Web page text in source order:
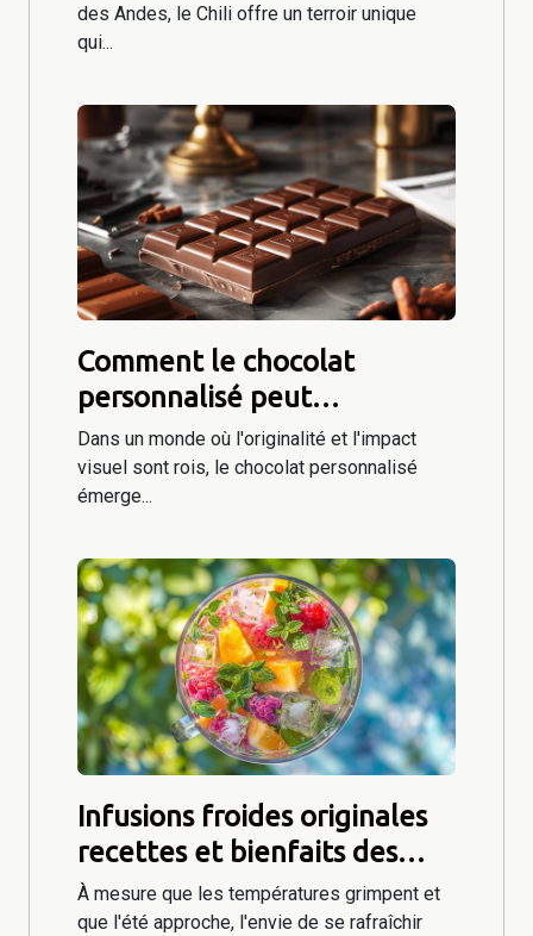
des Andes, le Chili offre un terroir unique
qui...
Comment le chocolat
personnalisé peut
transformer la
communication d'entreprise
Dans un monde où l'originalité et l'impact
visuel sont rois, le chocolat personnalisé
émerge...
Infusions froides originales
recettes et bienfaits des
tisanes glacées pour l'été
À mesure que les températures grimpent et
que l'été approche, l'envie de se rafraîchir